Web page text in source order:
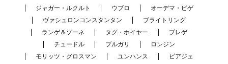
ジャガー・ルクルト
ウブロ
オーデマ・ピゲ
ヴァシュロンコンスタンタン
ブライトリング
ランゲ＆ゾーネ
タグ・ホイヤー
ブレゲ
チュードル
ブルガリ
ロンジン
モリッツ・グロスマン
ユンハンス
ピアジェ